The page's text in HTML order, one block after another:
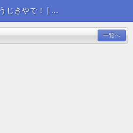
もうじきやで！ | ブログ
一覧へ